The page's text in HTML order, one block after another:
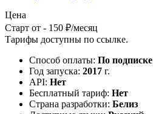
Цена
Старт от - 150 ₽/месяц
Тарифы доступны по ссылке.
Способ оплаты: По подписке
Год запуска: 2017 г.
API: Нет
Бесплатный тариф: Нет
Страна разработки: Белиз